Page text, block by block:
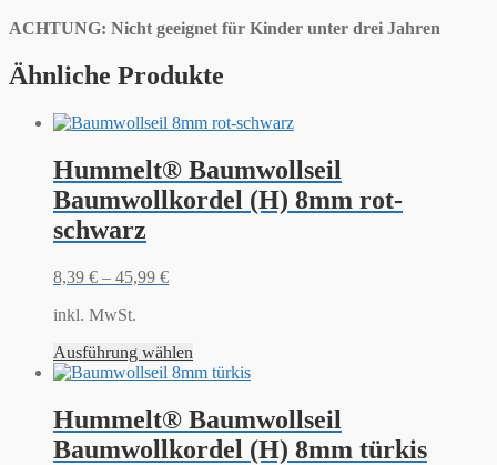
ACHTUNG: Nicht geeignet für Kinder unter drei Jahren
Ähnliche Produkte
Hummelt® Baumwollseil
Baumwollkordel (H) 8mm rot-
schwarz
8,39 € – 45,99 €
inkl. MwSt.
Ausführung wählen
Hummelt® Baumwollseil
Baumwollkordel (H) 8mm türkis